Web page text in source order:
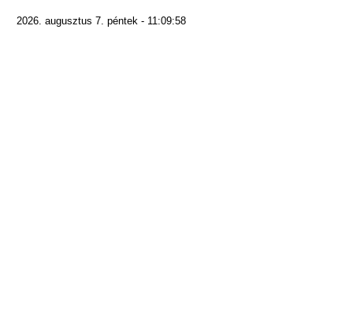
2026. augusztus 7. péntek - 11:09:58